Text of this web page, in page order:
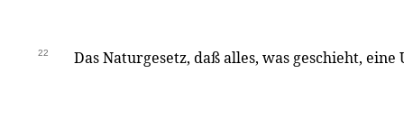
22 Das Naturgesetz, daß alles, was geschieht, eine